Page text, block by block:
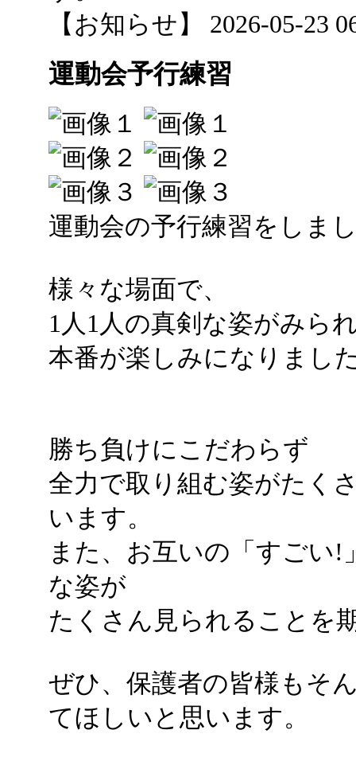
【お知らせ】 2026-05-23
運動会予行練習
運動会の予行練習をしま
様々な場面で、
1人1人の真剣な姿がみら
本番が楽しみになりまし
勝ち負けにこだわらず
全力で取り組む姿がたく
います。
また、お互いの「すごい
な姿が
たくさん見られることを
ぜひ、保護者の皆様もそ
てほしいと思います。